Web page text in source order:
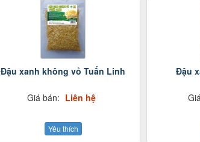
Đậu xanh không vỏ Tuấn Linh
Giá bán: Liên hệ
Yêu thích
Đậu